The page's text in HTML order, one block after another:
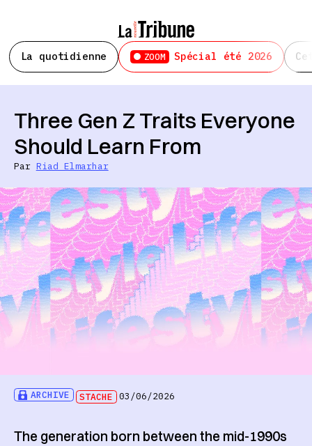
La quotidienne ZOOM Spécial été 2026
ARCHIVE STACHE 03/06/2026
Three Gen Z Traits Everyone
Should Learn From
Par Riad Elmarhar
The generation born between the mid-1990s